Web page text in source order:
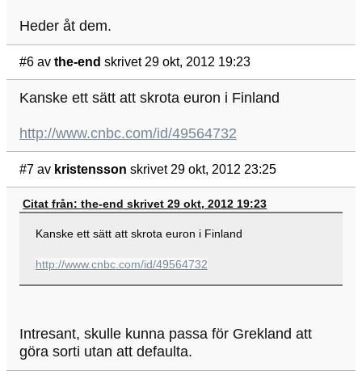
Heder åt dem.
#6 av the-end skrivet 29 okt, 2012 19:23
Kanske ett sätt att skrota euron i Finland
http://www.cnbc.com/id/49564732
#7 av kristensson skrivet 29 okt, 2012 23:25
Citat från: the-end skrivet 29 okt, 2012 19:23
Kanske ett sätt att skrota euron i Finland
http://www.cnbc.com/id/49564732
Intresant, skulle kunna passa för Grekland att
göra sorti utan att defaulta.